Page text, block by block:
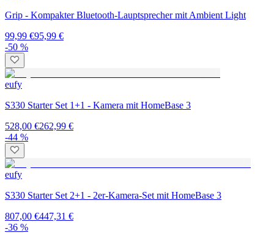
Grip - Kompakter Bluetooth-Lauptsprecher mit Ambient Light
99,99 €95,99 €
-50 %
eufy
S330 Starter Set 1+1 - Kamera mit HomeBase 3
528,00 €262,99 €
-44 %
eufy
S330 Starter Set 2+1 - 2er-Kamera-Set mit HomeBase 3
807,00 €447,31 €
-36 %